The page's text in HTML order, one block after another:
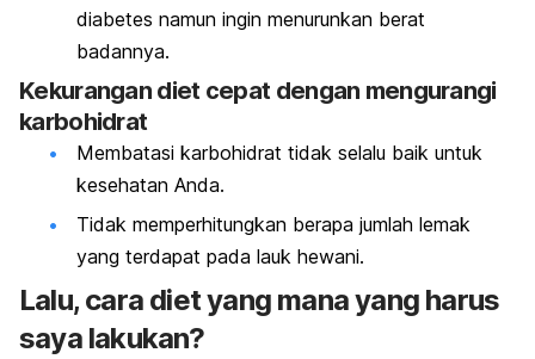
diabetes namun ingin menurunkan berat
badannya.
Kekurangan diet cepat dengan mengurangi
karbohidrat
Membatasi karbohidrat tidak selalu baik untuk
kesehatan Anda.
Tidak memperhitungkan berapa jumlah lemak
yang terdapat pada lauk hewani.
Lalu, cara diet yang mana yang harus
saya lakukan?